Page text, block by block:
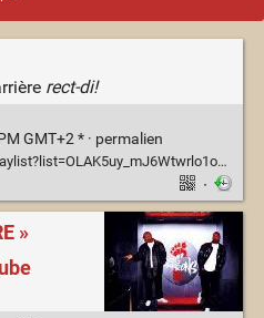
rect-di!
GMT+2 * · permalien
·
»